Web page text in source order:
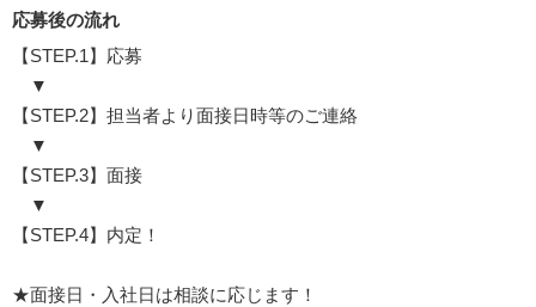
応募後の流れ
【STEP.1】応募
▼
【STEP.2】担当者より面接日時等のご連絡
▼
【STEP.3】面接
▼
【STEP.4】内定！
★面接日・入社日は相談に応じます！